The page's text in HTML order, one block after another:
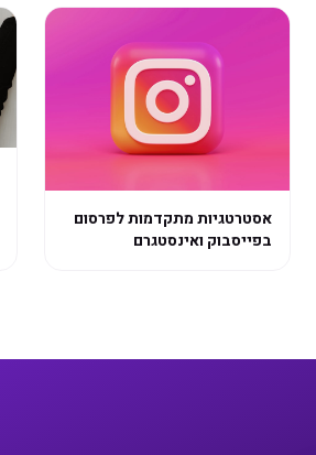
אסטרטגיות מתקדמות לפרסום
בפייסבוק ואינסטגרם